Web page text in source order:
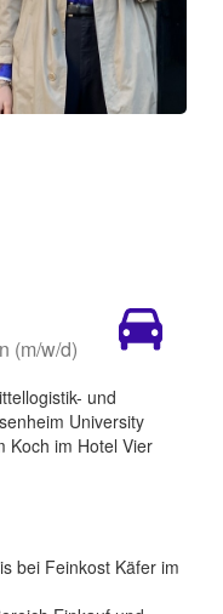
(m/w/d)
und
University
Koch im Hotel Vier
bei Feinkost Käfer im